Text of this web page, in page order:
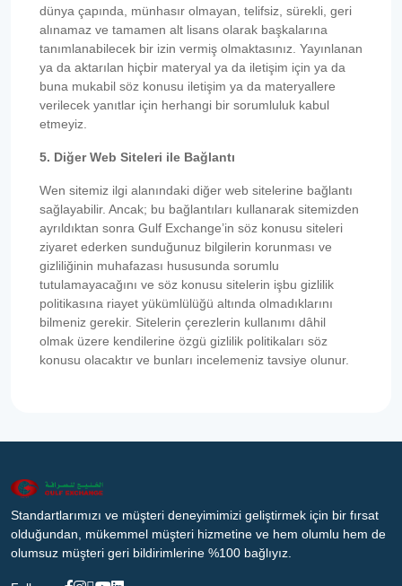
dünya çapında, münhasır olmayan, telifsiz, sürekli, geri
alınamaz ve tamamen alt lisans olarak başkalarına
tanımlanabilecek bir izin vermiş olmaktasınız. Yayınlanan
ya da aktarılan hiçbir materyal ya da iletişim için ya da
buna mukabil söz konusu iletişim ya da materyallere
verilecek yanıtlar için herhangi bir sorumluluk kabul
etmeyiz.
5. Diğer Web Siteleri ile Bağlantı
Wen sitemiz ilgi alanındaki diğer web sitelerine bağlantı
sağlayabilir. Ancak; bu bağlantıları kullanarak sitemizden
ayrıldıktan sonra Gulf Exchange’in söz konusu siteleri
ziyaret ederken sunduğunuz bilgilerin korunması ve
gizliliğinin muhafazası hususunda sorumlu
tutulamayacağını ve söz konusu sitelerin işbu gizlilik
politikasına riayet yükümlülüğü altında olmadıklarını
bilmeniz gerekir. Sitelerin çerezlerin kullanımı dâhil
olmak üzere kendilerine özgü gizlilik politikaları söz
konusu olacaktır ve bunları incelemeniz tavsiye olunur.
Standartlarımızı ve müşteri deneyimimizi geliştirmek için bir fırsat
olduğundan, mükemmel müşteri hizmetine ve hem olumlu hem de
olumsuz müşteri geri bildirimlerine %100 bağlıyız.